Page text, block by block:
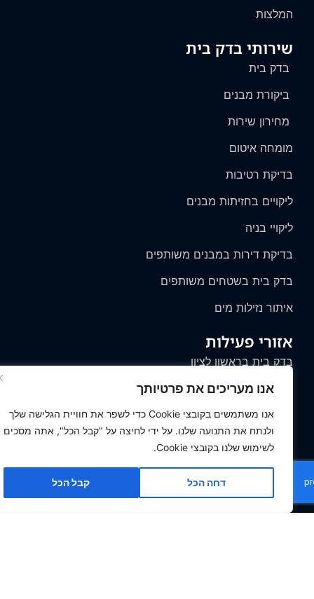
אנו מעריכים את פרטיותך
אנו משתמשים בקובצי Cookie כדי לשפר את חוויית הגלישה שלך
ולנתח את התנועה שלנו. על ידי לחיצה על "קבל הכל", אתה מסכים
לשימוש שלנו בקובצי Cookie.
דחה הכל קבל הכל
שירותי בדק בית
בדק בית
ביקורת מבנים
מחירון שירות
מומחה איטום
בדיקת רטיבות
ליקויים בחזיתות מבנים
ליקויי בניה
בדיקת דירות במבנים משותפים
בדק בית בשטחים משותפים
איתור נזילות מים
אזורי פעילות
בדק בית בראשון לציון
בדק בית בבית שמש
בדק בית בבאר שבע
בדק בית בנתיבות
בדק בית בירושלים
בדק בית בצפון
המלצות